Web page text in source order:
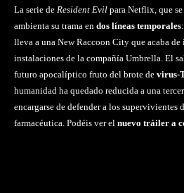
La serie de Resident Evil para Netflix, que
ambienta su trama en dos líneas temporales
lleva a una New Raccoon City que acaba
instalaciones de la compañía Umbrella. El
futuro apocalíptico fruto del brote de virus-
humanidad ha quedado reducida a una
encargarse de defender a los supervivientes
farmacéutica. Podéis ver el nuevo tráiler a